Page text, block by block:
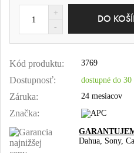
Kód produktu: 3769
Dostupnosť: dostupné do
Záruka: 24 mesiacov
Značka:
Dahua, Sony,